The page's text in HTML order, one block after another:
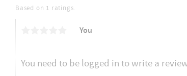
Based on 1 ratings.
You